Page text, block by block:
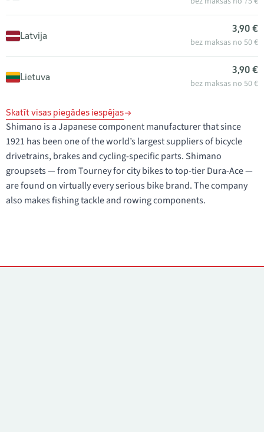
Latvija
3,90 €
bez maksas no 50 €
Lietuva
3,90 €
bez maksas no 50 €
Skatīt visas piegādes iespējas
Shimano is a Japanese component manufacturer that since
1921 has been one of the world’s largest suppliers of bicycle
drivetrains, brakes and cycling-specific parts. Shimano
groupsets — from Tourney for city bikes to top-tier Dura-Ace —
are found on virtually every serious bike brand. The company
also makes fishing tackle and rowing components.